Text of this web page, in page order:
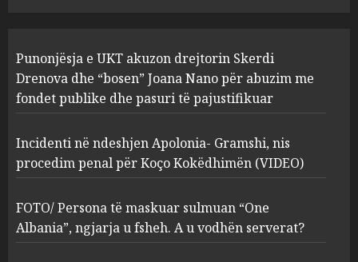
2
Apolonia- Gramshi, nis
procedim penal për Koço
Kokëdhimën (VIDEO)
MARCH 27, 2025
3
FOTO/ Persona të maskuar
sulmuan “One Albania”,
ngjarja u fsheh. A u vodhën
serverat?
MARCH 25, 2025
Punonjësja e UKT akuzon drejtorin Skerdi
Drenova dhe “bosen” Joana Nano për abuzim me
fondet publike dhe pasuri të pajustifikuar
Incidenti në ndeshjen Apolonia- Gramshi, nis
procedim penal për Koço Kokëdhimën (VIDEO)
FOTO/ Persona të maskuar sulmuan “One
Albania”, ngjarja u fsheh. A u vodhën serverat?